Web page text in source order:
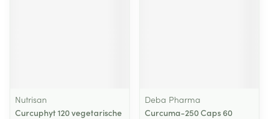
Nutrisan
Curcuphyt 120 vegetarische
Deba Pharma
Curcuma-250 Caps 60